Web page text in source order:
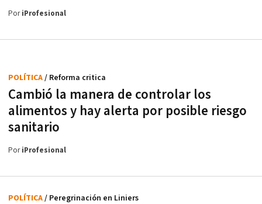
PoriProfesional
Cambió la manera de controlar los
alimentos y hay alerta por posible riesgo
sanitario
POLÍTICA/ Reforma critica
PoriProfesional
POLÍTICA/ Peregrinación en Liniers